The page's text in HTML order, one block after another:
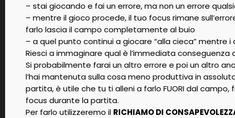
– stai giocando e fai un errore, ma non un errore
– mentre il gioco procede, il tuo focus rimane
farlo lascia il campo completamente al buio
– a quel punto continui a giocare “alla cieca” mentre
Riesci a immaginare qual è l’immediata conseguenza
Si probabilmente farai un altro errore e poi un altro
l’hai mantenuta sulla cosa meno produttiva in
partita, è utile che tu ti alleni a farlo FUORI dal
focus durante la partita.
Per farlo utilizzeremo il RICHIAMO DI